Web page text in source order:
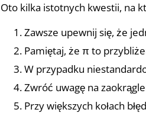
Oto kilka istotnych kwestii, na
Zawsze upewnij się, że
Pamiętaj, że π to
W przypadku
Zwróć uwagę na
Przy większych kołach